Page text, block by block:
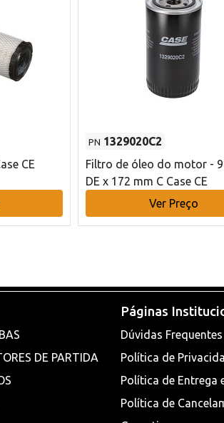
CE
PN 1329020C2
Filtro de óleo do motor -
DE x 172 mm C Case CE
Ver Preço
DE PARTIDA
Páginas
Dúvidas Frequentes
Política de
Política de Entrega
Política de